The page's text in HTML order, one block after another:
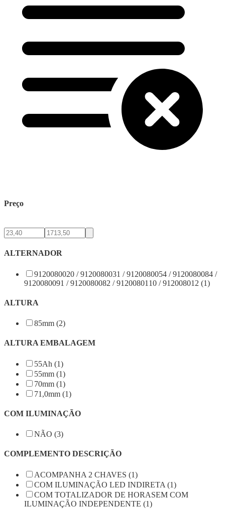
Preço
ALTERNADOR
9120080020 / 9120080031 / 9120080054 / 9120080084 /
9120080091 / 9120080082 / 9120080110 / 912008012 (1)
ALTURA
85mm (2)
ALTURA EMBALAGEM
55Ah (1)
55mm (1)
70mm (1)
71,0mm (1)
COM ILUMINAÇÃO
NÃO (3)
COMPLEMENTO DESCRIÇÃO
ACOMPANHA 2 CHAVES (1)
COM ILUMINAÇÃO LED INDIRETA (1)
COM TOTALIZADOR DE HORASEM COM
ILUMINAÇÃO INDEPENDENTE (1)